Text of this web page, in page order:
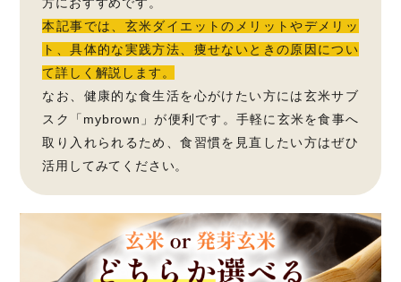
本記事では、玄米ダイエットのメリットやデメリッ
ト、具体的な実践方法、痩せないときの原因につい
て詳しく解説します。
なお、健康的な食生活を心がけたい方には玄米サブ
スク「mybrown」が便利です。手軽に玄米を食事へ
取り入れられるため、食習慣を見直したい方はぜひ
活用してみてください。